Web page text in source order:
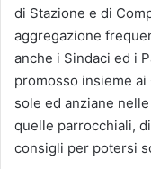
di Stazione e di
aggregazione
anche i Sindaci ed i
promosso insieme
sole ed anziane
quelle parrocchiali,
consigli per potersi